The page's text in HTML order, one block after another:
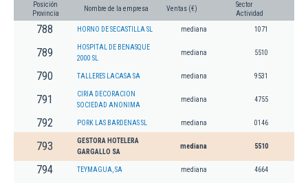
Posición
Provincia
Nombre de la empresa Ventas (€)
Sector
Actividad
788 HORNO DE SECASTILLA SL mediana 1071
789
HOSPITAL DE BENASQUE
2000 SL
mediana 5510
790 TALLERES LACASA SA mediana 9531
791
CIRIA DECORACION
SOCIEDAD ANONIMA
mediana 4755
792 PORK LAS BARDENAS SL mediana 0146
793
GESTORA HOTELERA
GARGALLO SA
mediana 5510
794 TEYMAGUA, SA mediana 4664